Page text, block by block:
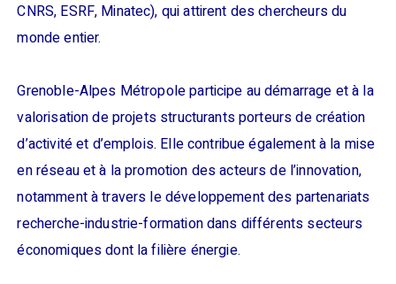
CNRS, ESRF, Minatec), qui attirent des chercheurs du
monde entier.
Grenoble-Alpes Métropole participe au démarrage et à la
valorisation de projets structurants porteurs de création
d’activité et d’emplois. Elle contribue également à la mise
en réseau et à la promotion des acteurs de l’innovation,
notamment à travers le développement des partenariats
recherche-industrie-formation dans différents secteurs
économiques dont la filière énergie.